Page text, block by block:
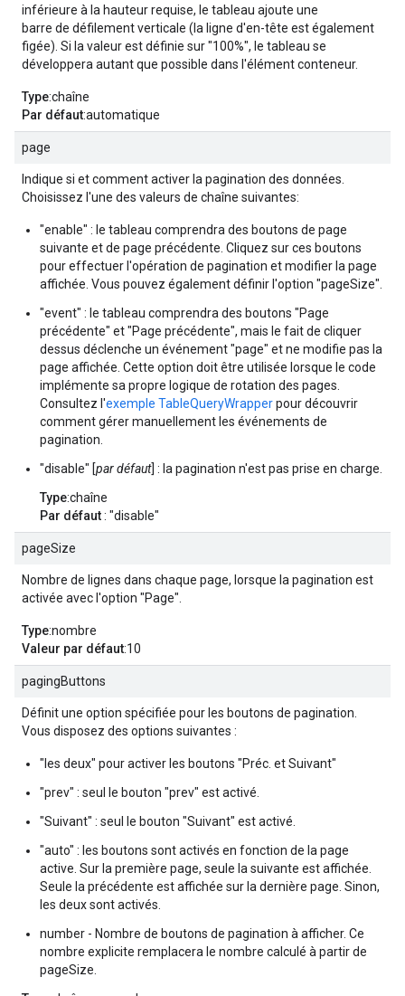
inférieure à la hauteur requise, le tableau ajoute une
barre de défilement verticale (la ligne d'en-tête est également
figée). Si la valeur est définie sur "100%", le tableau se
développera autant que possible dans l'élément conteneur.
Type:chaîne
Par défaut:automatique
page
Indique si et comment activer la pagination des données.
Choisissez l'une des valeurs de chaîne suivantes:
"enable" : le tableau comprendra des boutons de page
suivante et de page précédente. Cliquez sur ces boutons
pour effectuer l'opération de pagination et modifier la page
affichée. Vous pouvez également définir l'option "pageSize".
"event" : le tableau comprendra des boutons "Page
précédente" et "Page précédente", mais le fait de cliquer
dessus déclenche un événement "page" et ne modifie pas la
page affichée. Cette option doit être utilisée lorsque le code
implémente sa propre logique de rotation des pages.
Consultez l'exemple TableQueryWrapperpour découvrir
comment gérer manuellement les événements de
pagination.
"disable" [par défaut] : la pagination n'est pas prise en charge.
Type:chaîne
Par défaut: "disable"
pageSize
Nombre de lignes dans chaque page, lorsque la pagination est
activée avec l'option "Page".
Type:nombre
Valeur par défaut:10
pagingButtons
Définit une option spécifiée pour les boutons de pagination.
Vous disposez des options suivantes :
"les deux" pour activer les boutons "Préc. et Suivant"
"prev" : seul le bouton "prev" est activé.
"Suivant" : seul le bouton "Suivant" est activé.
"auto" : les boutons sont activés en fonction de la page
active. Sur la première page, seule la suivante est affichée.
Seule la précédente est affichée sur la dernière page. Sinon,
les deux sont activés.
number - Nombre de boutons de pagination à afficher. Ce
nombre explicite remplacera le nombre calculé à partir de
pageSize.